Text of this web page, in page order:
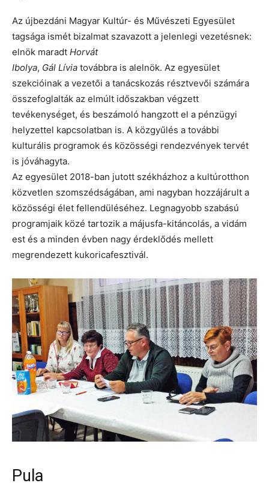
Az újbezdáni Magyar Kultúr- és Művészeti Egyesület
tagsága ismét bizalmat szavazott a jelenlegi vezetésnek:
elnök maradt Horvát
Ibolya, Gál Lívia továbbra is alelnök. Az egyesület
szekcióinak a vezetői a tanácskozás résztvevői számára
összefoglalták az elmúlt időszakban végzett
tevékenységet, és beszámoló hangzott el a pénzügyi
helyzettel kapcsolatban is. A közgyűlés a további
kulturális programok és közösségi rendezvények tervét
is jóváhagyta.
Az egyesület 2018-ban jutott székházhoz a kultúrotthon
közvetlen szomszédságában, ami nagyban hozzájárult a
közösségi élet fellendüléséhez. Legnagyobb szabású
programjaik közé tartozik a májusfa-kitáncolás, a vidám
est és a minden évben nagy érdeklődés mellett
megrendezett kukoricafesztivál.
Pula